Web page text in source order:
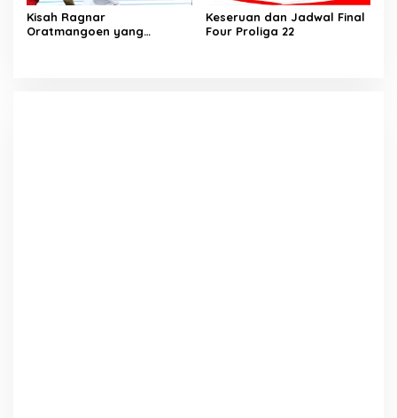
Kisah Ragnar
Oratmangoen yang
Keseruan dan Jadwal Final
Four Proliga 22